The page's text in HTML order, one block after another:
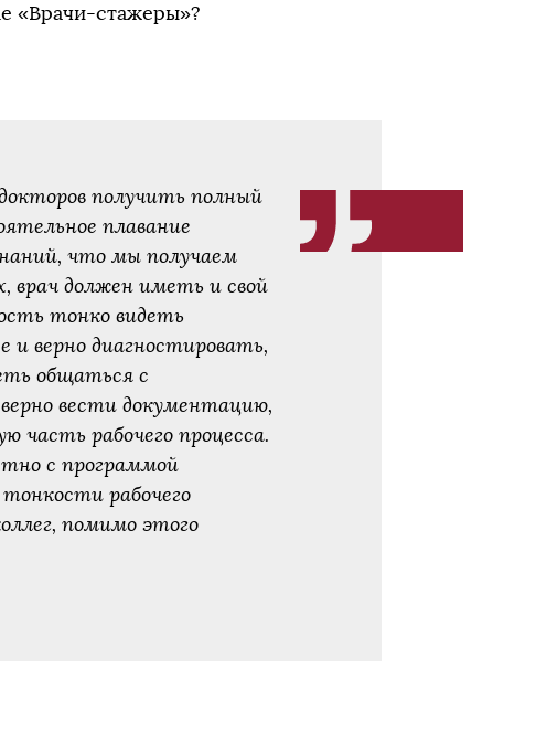
«Врачи-стажеры»?
получить полный
плавание
что мы получаем
врач должен иметь и свой
тонко видеть
верно диагностировать,
общаться с
вести документацию,
часть рабочего процесса.
с программой
рабочего
помимо этого